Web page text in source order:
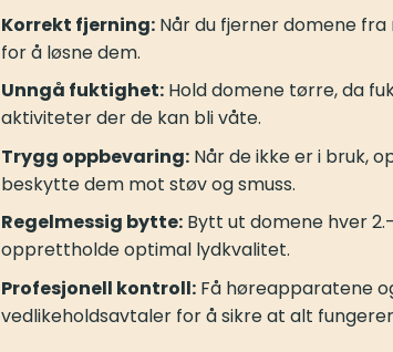
Korrekt fjerning: Når du fjerner domene
for å løsne dem.
Unngå fuktighet: Hold domene tørre, da
aktiviteter der de kan bli våte.
Trygg oppbevaring: Når de ikke er i bruk,
beskytte dem mot støv og smuss.
Regelmessig bytte: Bytt ut domene hver
opprettholde optimal lydkvalitet.
Profesjonell kontroll: Få høreapparatene
vedlikeholdsavtaler for å sikre at alt